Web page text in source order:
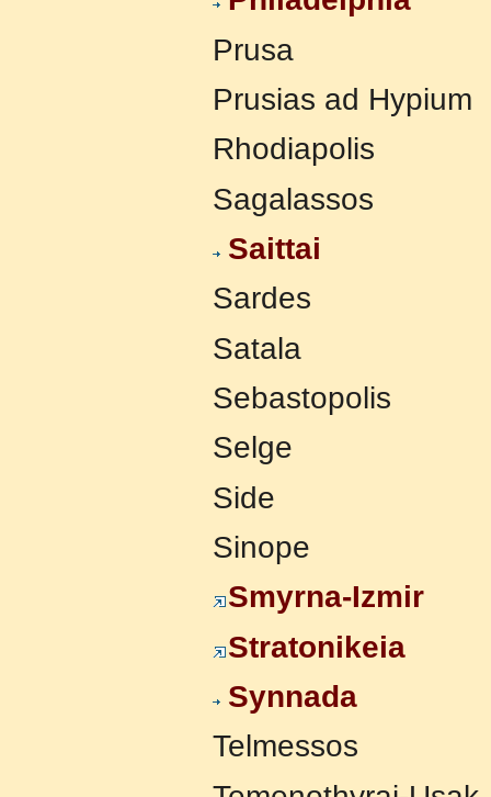
Prusa
Prusias ad Hypium
Rhodiapolis
Sagalassos
Saittai
Sardes
Satala
Sebastopolis
Selge
Side
Sinope
Smyrna-Izmir
Stratonikeia
Synnada
Telmessos